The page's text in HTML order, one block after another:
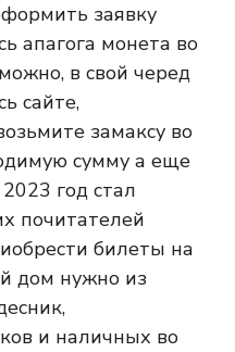
заявку
апагога монета во
в свой черед
сайте,
замаксу во
сумму а еще
год стал
почитателей
билеты на
дом нужно из
и наличных во